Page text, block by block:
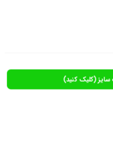
سایز (کلیک کنید)